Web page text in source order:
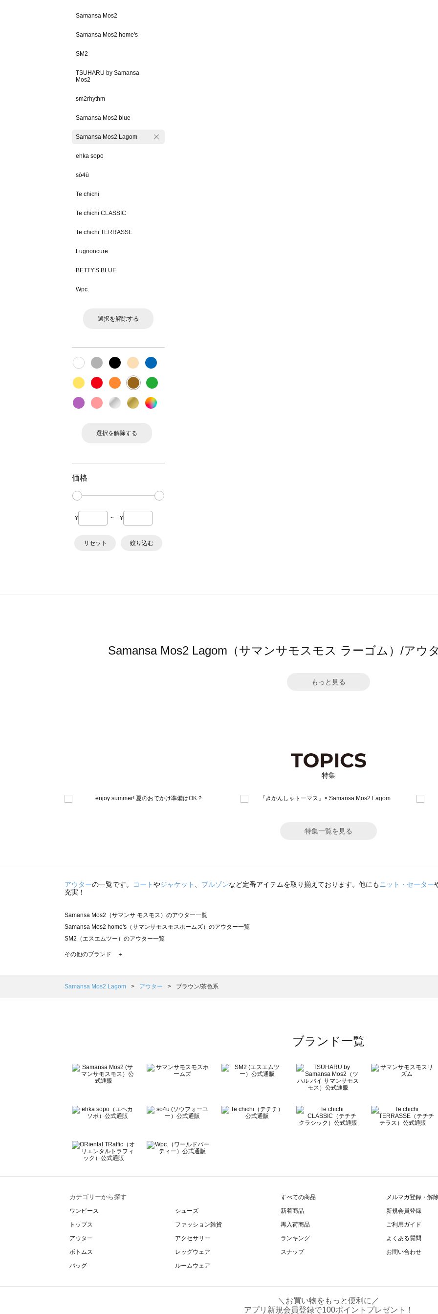
Samansa Mos2
Samansa Mos2 home's
SM2
TSUHARU by Samansa
Mos2
sm2rhythm
Samansa Mos2 blue
Samansa Mos2 Lagom
ehka sopo
sō4ū
Te chichi
Te chichi CLASSIC
Te chichi TERRASSE
Lugnoncure
BETTY'S BLUE
Wpc.
選択を解除する
選択を解除する
価格
¥ ~ ¥
リセット 絞り込む
Samansa Mos2 Lagom（サマンサモスモス ラーゴム）/アウ
もっと見る
特集
特集一覧を見る
アウターの一覧です。 コートやジャケット ブルゾンなど定番アイテムを取り揃えております。他にも ニット・セーター
充実！
Samansa Mos2（サマンサ モスモス）のアウター一覧
Samansa Mos2 home's（サマンサモスモスホームズ）のアウター一覧
SM2（エスエムツー）のアウター一覧
TSUHARU by Samansa Mos2（ツハルバイサマンサモスモス）のアウター一覧
Samansa Mos2 Lagom（サマンサモスモス ラーゴム）のアウター一覧
BETTY'S BLUE（べティーズブルー）のアウター一覧
Wpc.（ワールドパーティー）のアウター一覧
その他のブランド ＋
Samansa Mos2 Lagom アウター ブラウン/茶色系
ブランド一覧
カテゴリーから探す
ワンピース
トップス
アウター
ボトムス
バッグ
シューズ
ファッション雑貨
アクセサリー
レッグウェア
ルームウェア
すべての商品
新着商品
再入荷商品
ランキング
スナップ
メルマガ登録・解
新規会員登録
ご利用ガイド
よくある質問
お問い合わせ
＼お買い物をもっと便利に／
アプリ新規会員登録で100ポイントプレゼント！